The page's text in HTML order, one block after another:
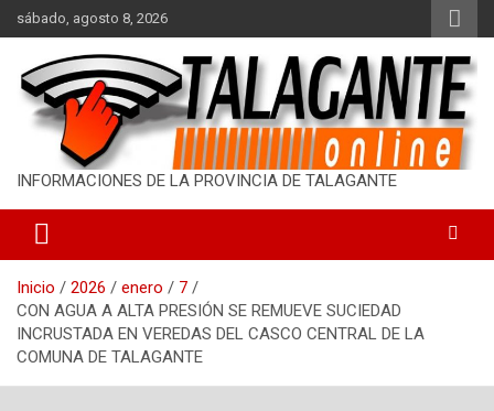
a
t
o
sábado, agosto 8, 2026
INFORMACIONES DE LA PROVINCIA DE TALAGANTE
Inicio 2026 enero
7
CON AGUA A ALTA PRESIÓN SE REMUEVE SUCIEDAD
INCRUSTADA EN VEREDAS DEL CASCO CENTRAL DE LA
COMUNA DE TALAGANTE